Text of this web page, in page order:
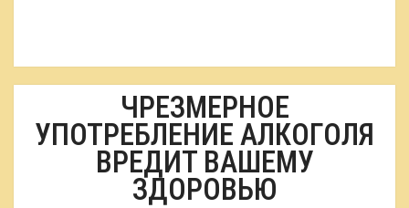
ЧРЕЗМЕРНОЕ
УПОТРЕБЛЕНИЕ АЛКОГОЛЯ
ВРЕДИТ ВАШЕМУ
ЗДОРОВЬЮ